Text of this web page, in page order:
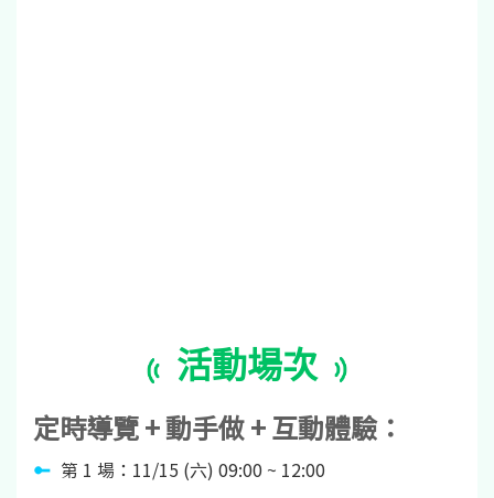
活動場次
定時導覽 + 動手做 + 互動體驗：
第 1 場：11/15 (六) 09:00 ~ 12:00